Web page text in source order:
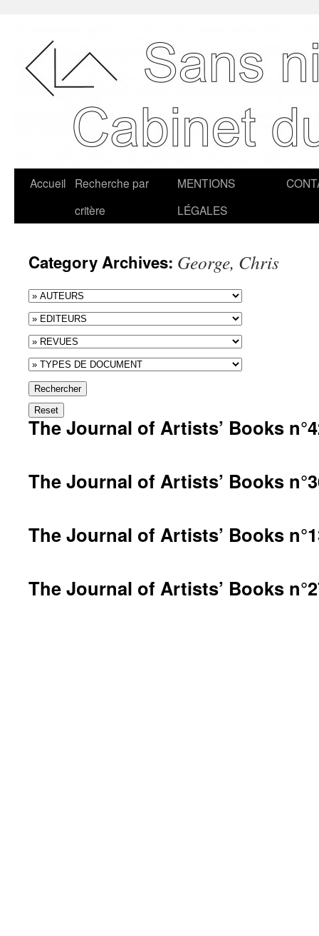
Accueil
Recherche par
critère
MENTIONS
LÉGALES
Category Archives: George, Chris
Rechercher
Reset
The Journal of Artists’ Books
The Journal of Artists’ Books
The Journal of Artists’ Books
The Journal of Artists’ Books